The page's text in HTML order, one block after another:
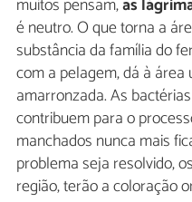
muitos pensam,as
é neutro. O que torna a
substância da família do
com a pelagem, dá à
amarronzada. As
contribuem para o
manchados nunca mais
problema seja resolvido,
região, terão a coloração